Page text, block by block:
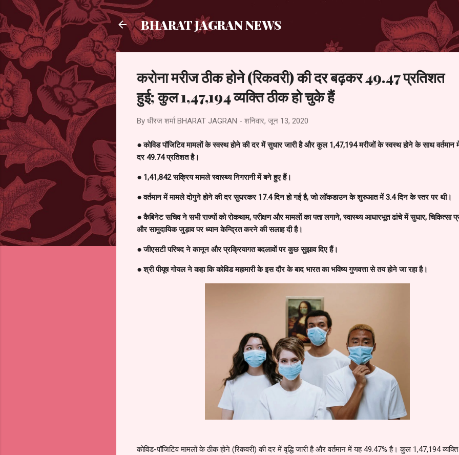
BHARAT JAGRAN NEWS
करोना मरीज ठीक होने (रिकवरी) की दर बढ़कर 49.47 प्रतिशत
हुई; कुल 1,47,194 व्यक्ति ठीक हो चुके हैं
By धीरज शर्माBHARAT JAGRAN - शनिवार, जून 13, 2020
● कोविड पॉजिटिव मामलों के स्वस्थ होने की दर में सुधार जारी है और कुल 1,47,194 मरीजों के स्वस्थ होने के साथ वर्तमान
दर 49.74 प्रतिशत है।
● 1,41,842 सक्रिय मामले स्वास्थ्य निगरानी में बने हुए हैं।
● वर्तमान में मामले दोगुने होने की दर सुधरकर 17.4 दिन हो गई है, जो लॉकडाउन के शुरुआत में 3.4 दिन के स्तर पर थी।
● कैबिनेट सचिव ने सभी राज्यों को रोकथाम,परीक्षण और मामलों का पता लगाने,स्वास्थ्य आधारभूत ढांचे में सुधार, चिकित्सा
और सामुदायिक जुड़ाव पर ध्यान केन्द्रित करने की सलाह दी है।
● जीएसटी परिषद ने कानून और प्रक्रियागत बदलावों पर कुछ सुझाव दिए हैं।
● श्री पीयूष गोयल ने कहा कि कोविड महामारी के इस दौर के बाद भारत का भविष्य गुणवत्ता से तय होने जा रहा है।
कोविड-पॉजिटिव मामलों के ठीक होने (रिकवरी) की दर में वृद्धि जारी है और वर्तमान में यह 49.47% है। कुल 1,47,194